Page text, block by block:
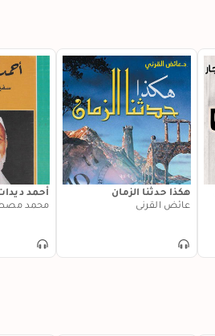
هكذا حدثنا الزمان
عائض القرني
أحمد
محمد